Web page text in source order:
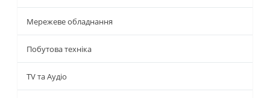
Мережеве обладнання
Побутова техніка
TV та Аудіо